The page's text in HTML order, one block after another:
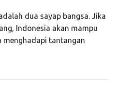
dua sayap bangsa. Jika
Indonesia akan mampu
menghadapi tantangan